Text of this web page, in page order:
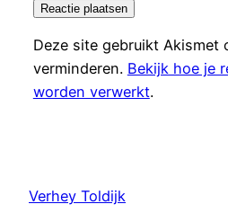
Deze site gebruikt Akismet
verminderen. Bekijk hoe je
worden verwerkt.
Verhey Toldijk